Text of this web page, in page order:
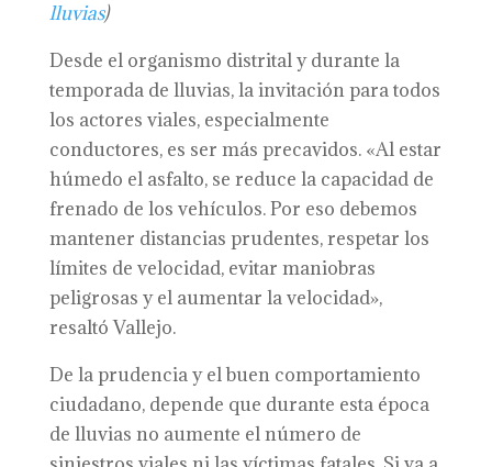
lluvias)
Desde el organismo distrital y durante la
temporada de lluvias, la invitación para todos
los actores viales, especialmente
conductores, es ser más precavidos. «Al estar
húmedo el asfalto, se reduce la capacidad de
frenado de los vehículos. Por eso debemos
mantener distancias prudentes, respetar los
límites de velocidad, evitar maniobras
peligrosas y el aumentar la velocidad»,
resaltó Vallejo.
De la prudencia y el buen comportamiento
ciudadano, depende que durante esta época
de lluvias no aumente el número de